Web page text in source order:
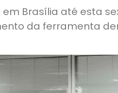
Brasília até esta
da ferramenta